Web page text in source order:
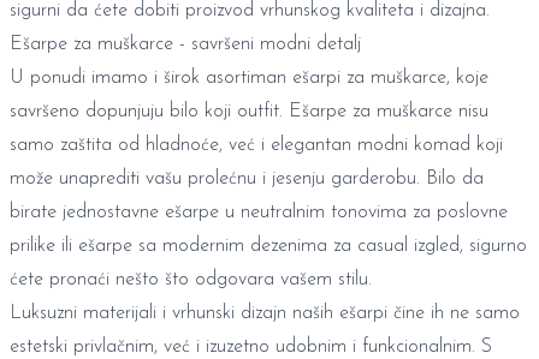
sigurni da ćete dobiti proizvod vrhunskog kvaliteta i dizajna.
Ešarpe za muškarce - savršeni modni detalj
U ponudi imamo i širok asortiman ešarpi za muškarce, koje
savršeno dopunjuju bilo koji outfit. Ešarpe za muškarce nisu
samo zaštita od hladnoće, već i elegantan modni komad koji
može unaprediti vašu prolećnu i jesenju garderobu. Bilo da
birate jednostavne ešarpe u neutralnim tonovima za poslovne
prilike ili ešarpe sa modernim dezenima za casual izgled, sigurno
ćete pronaći nešto što odgovara vašem stilu.
Luksuzni materijali i vrhunski dizajn naših ešarpi čine ih ne samo
estetski privlačnim, već i izuzetno udobnim i funkcionalnim. S